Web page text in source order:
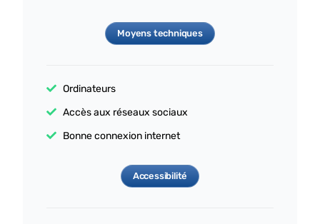
Moyens techniques
Ordinateurs
Accès aux réseaux sociaux
Bonne connexion internet
Accessibilité